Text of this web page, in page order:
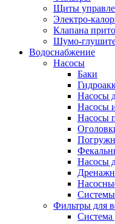
Щиты
Электро-
Клапана
Шумо-
Водоснабжение
Насосы
Баки
Насосы
Насосы
Насосы
Насосы
Системы
Фильтры для
Система